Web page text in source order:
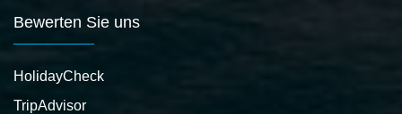
Bewerten Sie uns
HolidayCheck
TripAdvisor